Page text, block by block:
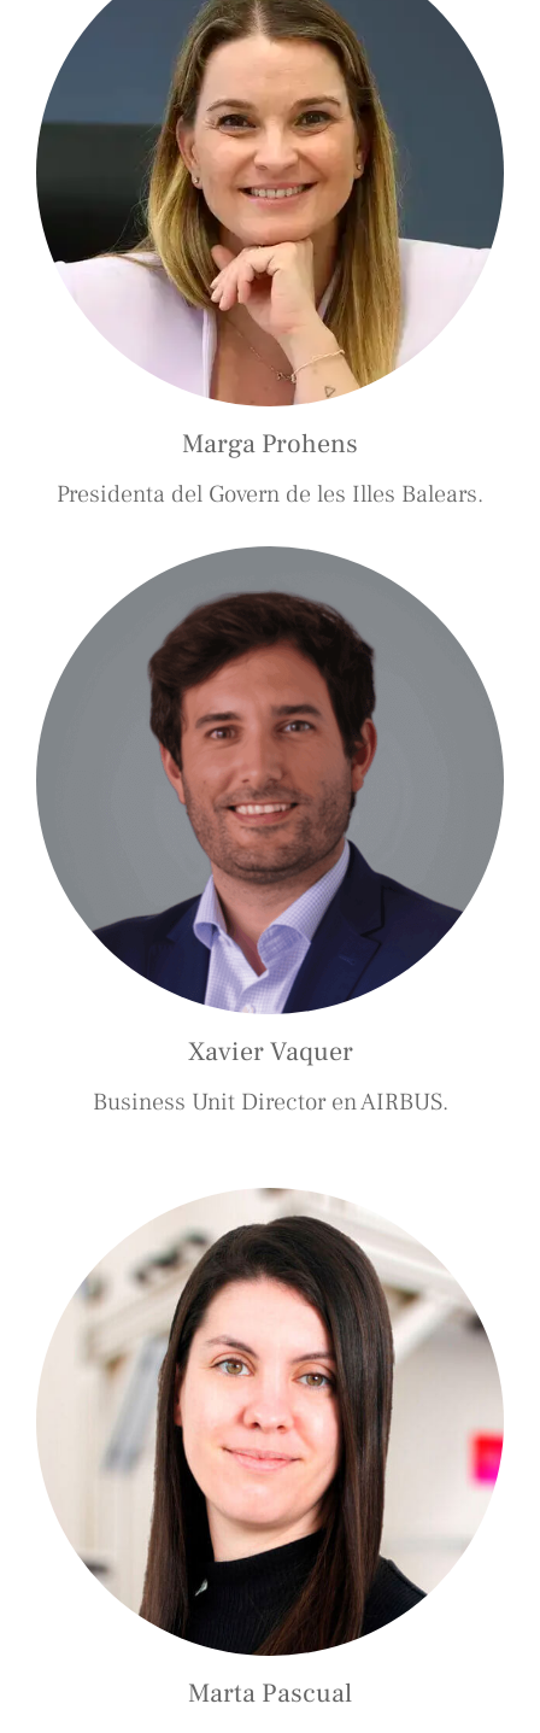
Marga Prohens
Presidenta del Govern de les Illes Balears.
Xavier Vaquer
Business Unit Director en AIRBUS.
Marta Pascual